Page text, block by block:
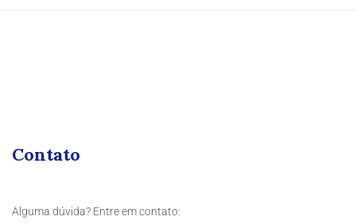
Contato
Alguma dúvida? Entre em contato: